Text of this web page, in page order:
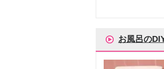
お風呂の